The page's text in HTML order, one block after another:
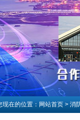
现在的位置： 网站首页 > 消